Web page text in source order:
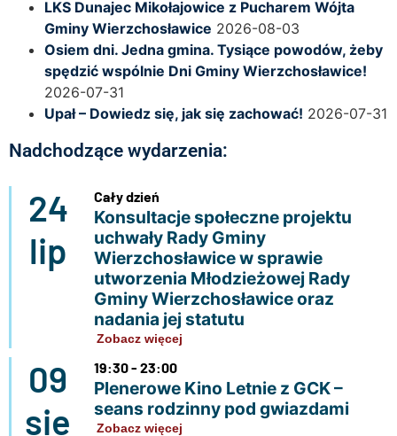
LKS Dunajec Mikołajowice z Pucharem Wójta
Gminy Wierzchosławice 2026-08-03
Osiem dni. Jedna gmina. Tysiące powodów, żeby
spędzić wspólnie Dni Gminy Wierzchosławice!
2026-07-31
Upał – Dowiedz się, jak się zachować! 2026-07-31
Nadchodzące wydarzenia:
24
lip
Cały dzień
Konsultacje społeczne projektu
uchwały Rady Gminy
Wierzchosławice w sprawie
utworzenia Młodzieżowej Rady
Gminy Wierzchosławice oraz
nadania jej statutu
Zobacz więcej
09
sie
19:30 - 23:00
Plenerowe Kino Letnie z GCK –
seans rodzinny pod gwiazdami
Zobacz więcej